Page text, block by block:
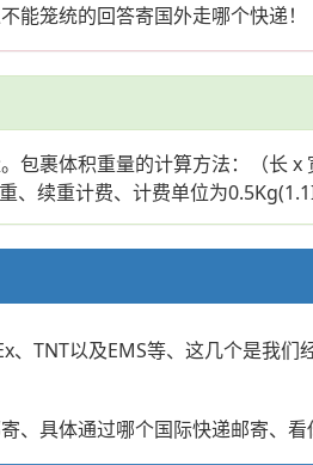
能笼统的回答寄国外走哪个快递！
包裹体积重量的计算方法：（长
续重计费、计费单位为
、TNT以及EMS等、这几个是我
、具体通过哪个国际快递邮寄、